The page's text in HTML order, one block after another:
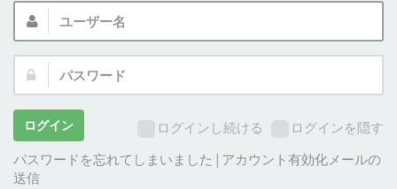
ユ
ザ
名:
ド:
ログインし続ける ログインを隠す
ログイン
パスワードを忘れてしまいました | アカウント有効化メールの
送信